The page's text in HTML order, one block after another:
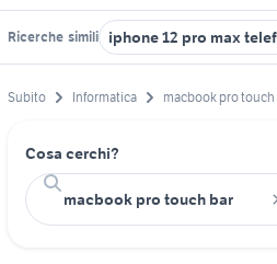
Ricerche simili iphone 12 pro max
Subito Informatica macbook pro touch
Cosa cerchi?